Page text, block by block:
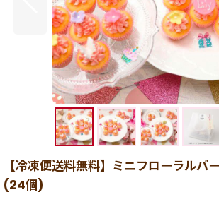
【冷凍便送料無料】ミニフローラルバ
(24個)